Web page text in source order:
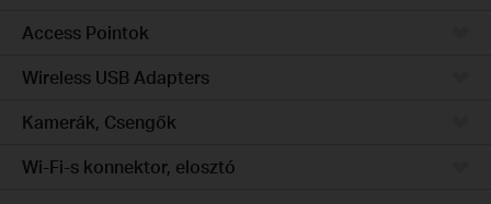
Access Pointok
Wireless USB Adapters
Kamerák, Csengők
Wi-Fi-s konnektor, elosztó